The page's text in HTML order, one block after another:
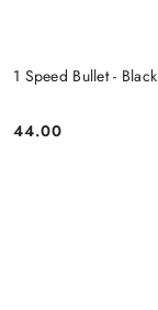
1 Speed Bullet - Black
Cena:
44.00